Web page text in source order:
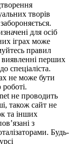
творів
для осіб
іграх може
правил
виявленні перших
спеціаліста.
не може бути
не проводить
також сайт не
та інших
з
Будь-